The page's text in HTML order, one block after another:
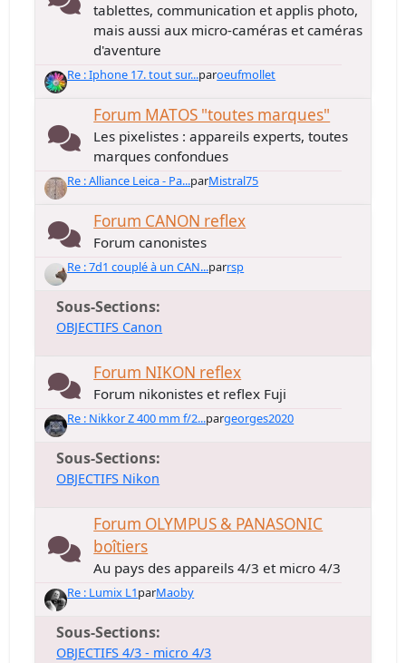
tablettes, communication et applis photo,
mais aussi aux micro-caméras et caméras
d'aventure
Re : Iphone 17. tout sur...paroeufmollet
Forum MATOS "toutes marques"
Les pixelistes : appareils experts, toutes
marques confondues
Re : Alliance Leica - Pa...parMistral75
Forum CANON reflex
Forum canonistes
Re : 7d1 couplé à un CAN...parrsp
Sous-Sections
OBJECTIFS Canon
Forum NIKON reflex
Forum nikonistes et reflex Fuji
Re : Nikkor Z 400 mm f/2...pargeorges2020
Sous-Sections
OBJECTIFS Nikon
Forum OLYMPUS & PANASONIC
boîtiers
Au pays des appareils 4/3 et micro 4/3
Re : Lumix L1parMaoby
Sous-Sections
OBJECTIFS 4/3 - micro 4/3